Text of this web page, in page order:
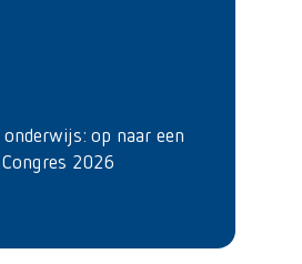
op naar een
2026